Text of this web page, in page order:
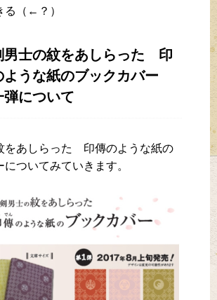
る（←？）
男士の紋をあしらった 印
ような紙のブックカバー
弾について
をあしらった 印傳のような紙の
ついてみていきます。